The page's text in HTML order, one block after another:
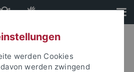
werden Cookies
werden zwingend